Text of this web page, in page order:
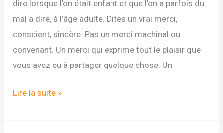
dire lorsque l’on était enfant et que l’on a parfois du
mal a dire, à l’âge adulte. Dites un vrai merci,
conscient, sincère. Pas un merci machinal ou
convenant. Un merci qui exprime tout le plaisir que
vous avez eu à partager quelque chose. Un
Happiness
Lire la suite »